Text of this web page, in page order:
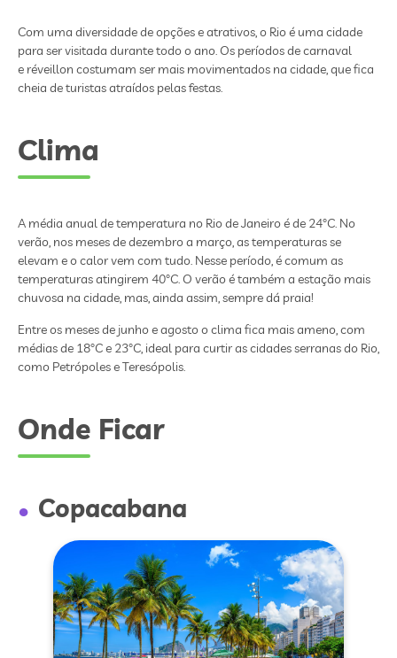
Com uma diversidade de opções e atrativos, o Rio é uma cidade
para ser visitada durante todo o ano. Os períodos de carnaval
e réveillon costumam ser mais movimentados na cidade, que fica
cheia de turistas atraídos pelas festas.
Clima
A média anual de temperatura no Rio de Janeiro é de 24°C. No
verão, nos meses de dezembro a março, as temperaturas se
elevam e o calor vem com tudo. Nesse período, é comum as
temperaturas atingirem 40°C. O verão é também a estação mais
chuvosa na cidade, mas, ainda assim, sempre dá praia!
Entre os meses de junho e agosto o clima fica mais ameno, com
médias de 18°C e 23°C, ideal para curtir as cidades serranas do Rio,
como Petrópoles e Teresópolis.
Onde Ficar
Copacabana